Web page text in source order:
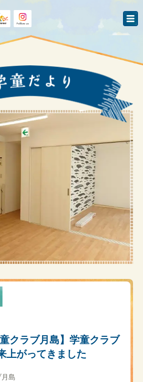
クラブ月島】学童クラブ
上がってきました
島